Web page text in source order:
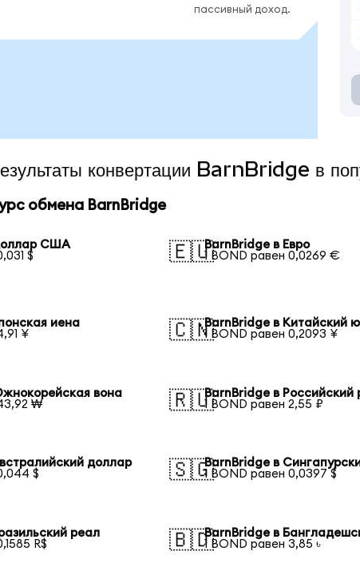
пассивный доход.
конвертации BarnBridge в
обмена BarnBridge
США
$
🇪🇺BarnBridge в Евро
1 BOND равен 0,0269 €
иена
¥
🇨🇳BarnBridge в Китайский
1 BOND равен 0,2093 ¥
вона
₩
🇷🇺BarnBridge в Российский
1 BOND равен 2,55 ₽
доллар
$
🇸🇬BarnBridge в
1 BOND равен 0,0397 $
реал
R$
🇧🇩BarnBridge в
1 BOND равен 3,85 ৳